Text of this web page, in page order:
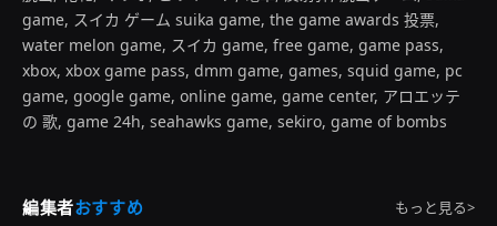
game, スイカ ゲーム suika game, the game awards 投票,
water melon game, スイカ game, free game, game pass,
xbox, xbox game pass, dmm game, games, squid game, pc
game, google game, online game, game center, アロエッテ
の 歌, game 24h, seahawks game, sekiro, game of bombs
編集者おすすめ もっと見る>